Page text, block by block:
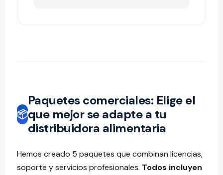
📦
Paquetes comerciales: Elige el
que mejor se adapte a tu
distribuidora alimentaria
Hemos creado 5 paquetes que combinan licencias,
soporte y servicios profesionales. Todos incluyen